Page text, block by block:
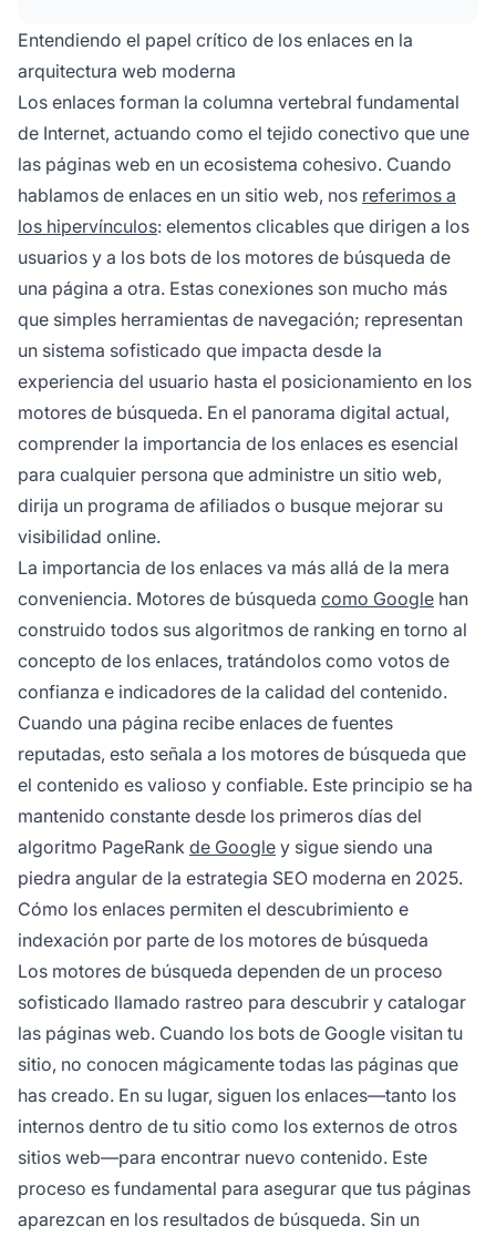
conectan páginas dentro de tu sitio) como los
externos (que apuntan a otros sitios web)
juegan roles críticos en el rendimiento SEO y la
experiencia del usuario.
Entendiendo el papel crítico de los enlaces en la
arquitectura web moderna
Los enlaces forman la columna vertebral fundamental
de Internet, actuando como el tejido conectivo que une
las páginas web en un ecosistema cohesivo. Cuando
hablamos de enlaces en un sitio web, nos referimos a
los hipervínculos: elementos clicables que dirigen a los
usuarios y a los bots de los motores de búsqueda de
una página a otra. Estas conexiones son mucho más
que simples herramientas de navegación; representan
un sistema sofisticado que impacta desde la
experiencia del usuario hasta el posicionamiento en los
motores de búsqueda. En el panorama digital actual,
comprender la importancia de los enlaces es esencial
para cualquier persona que administre un sitio web,
dirija un programa de afiliados o busque mejorar su
visibilidad online.
La importancia de los enlaces va más allá de la mera
conveniencia. Motores de búsqueda como Google han
construido todos sus algoritmos de ranking en torno al
concepto de los enlaces, tratándolos como votos de
confianza e indicadores de la calidad del contenido.
Cuando una página recibe enlaces de fuentes
reputadas, esto señala a los motores de búsqueda que
el contenido es valioso y confiable. Este principio se ha
mantenido constante desde los primeros días del
algoritmo PageRank de Google y sigue siendo una
piedra angular de la estrategia SEO moderna en 2025.
Cómo los enlaces permiten el descubrimiento e
indexación por parte de los motores de búsqueda
Los motores de búsqueda dependen de un proceso
sofisticado llamado rastreo para descubrir y catalogar
las páginas web. Cuando los bots de Google visitan tu
sitio, no conocen mágicamente todas las páginas que
has creado. En su lugar, siguen los enlaces—tanto los
internos dentro de tu sitio como los externos de otros
sitios web—para encontrar nuevo contenido. Este
proceso es fundamental para asegurar que tus páginas
aparezcan en los resultados de búsqueda. Sin un